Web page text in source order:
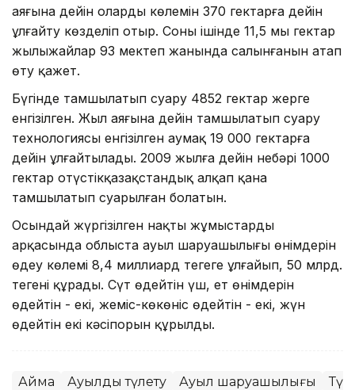
аяғына дейін олардың көлемін 370 гектарға дейін
ұлғайту көзделіп отыр. Соның ішінде 11,5 мың гектар
жылыжайлар 93 мектеп жанында салынғанын атап
өту қажет.
Бүгінде тамшылатып суару 4852 гектар жерге
енгізілген. Жыл аяғына дейін тамшылатып суару
технологиясы енгізілген аумақ 19 000 гектарға
дейін ұлғайтылады. 2009 жылға дейін небәрі 1000
гектар оңтүстікқазақстандық алқап қана
тамшылатып суарылған болатын.
Осындай жүргізілген нақты жұмыстардың
арқасында облыста ауыл шаруашылығы өнімдерін
өңдеу көлемі 8,4 миллиард теңгеге ұлғайып, 50 млрд.
теңгені құрады. Сүт өңдейтін үш, ет өнімдерін
өңдейтін - екі, жеміс-көкөніс өңдейтін - екі, жүн
өңдейтін екі кәсіпорын құрылды.
Аймақ Ауылды түлету Ауыл шаруашылығы